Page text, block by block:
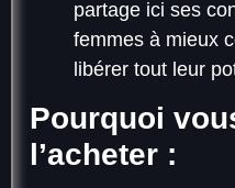
partage ici ses
femmes à mieux
libérer tout leur
Pourquoi
l’acheter :